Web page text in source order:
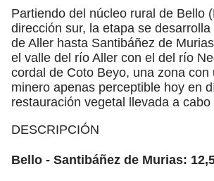
Partiendo del núcleo rural de Bello
dirección sur, la etapa se
de Aller hasta Santibáñez de
el valle del río Aller con el del río
cordal de Coto Beyo, una zona con
minero apenas perceptible hoy en
restauración vegetal llevada a cabo
DESCRIPCIÓN
Bello - Santibáñez de Murias: